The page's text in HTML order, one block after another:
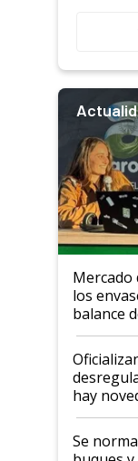
Mercado
los
balance
hay
la
Se